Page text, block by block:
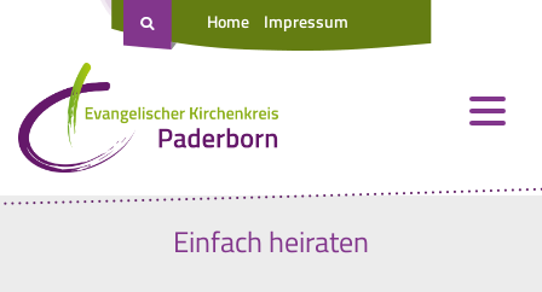
Home Impressum
Einfach heiraten